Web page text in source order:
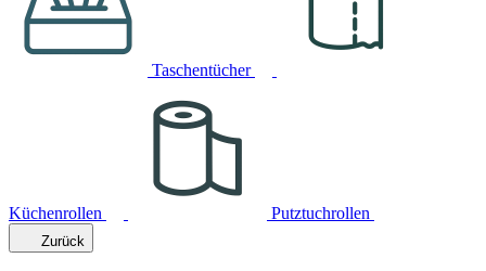
Taschentücher
Küchenrollen Putztuchrollen
Zurück